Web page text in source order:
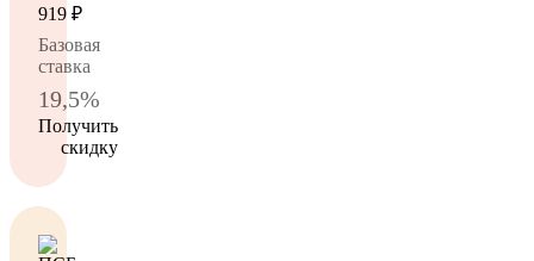
919 ₽
Базовая
ставка
19,5%
Получить
скидку